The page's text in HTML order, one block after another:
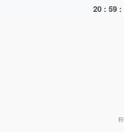
20 : 59